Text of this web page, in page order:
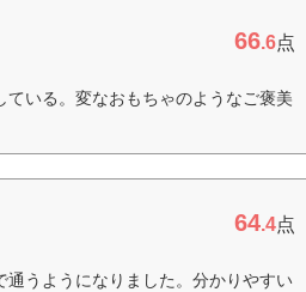
66.6点
いる。変なおもちゃのようなご褒美
64.4点
うようになりました。分かりやすい